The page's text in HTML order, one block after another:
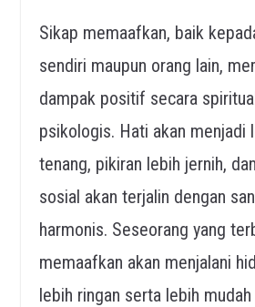
Sikap memaafkan, baik
sendiri maupun orang lain,
dampak positif secara
psikologis. Hati akan menjadi
tenang, pikiran lebih jernih,
sosial akan terjalin dengan
harmonis. Seseorang yang
memaafkan akan menjalani
lebih ringan serta lebih